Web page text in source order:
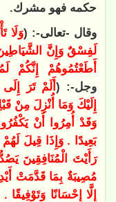
حكمه فهو مشرك.
وقال -تعالى-: (وَلَا
لَفِسْقٌ وَإِنَّ الشَّيَاطِينَ
أَطَعْتُمُوهُمْ إِنَّكُمْ
وجل-: (أَلَمْ تَرَ
إِلَيْكَ وَمَا أُنْزِلَ مِنْ
وَقَدْ أُمِرُوا أَنْ
بَعِيدًا . وَإِذَا قِيلَ
رَأَيْتَ الْمُنَافِقِينَ
مُصِيبَةٌ بِمَا قَدَّمَتْ
إِلَّا إِحْسَانًا